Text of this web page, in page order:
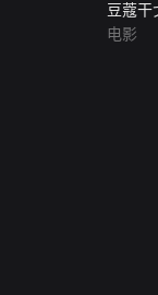
豆蔻干
电影